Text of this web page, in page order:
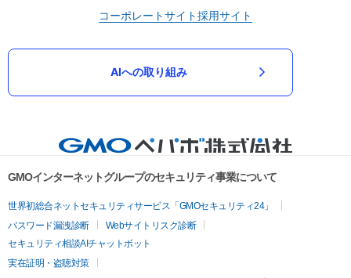
コーポレートサイト採用サイト
AIへの取り組み
GMOインターネットグループのセキュリティ事業について
世界初総合ネットセキュリティサービス「GMOセキュリティ24」
パスワード漏洩診断
Webサイトリスク診断
セキュリティ相談AIチャットボット
実在証明・盗聴対策